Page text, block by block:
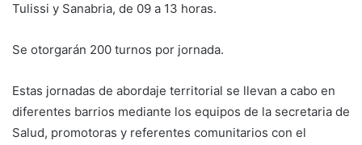
Tulissi y Sanabria, de 09 a 13 horas.
Se otorgarán 200 turnos por jornada.
Estas jornadas de abordaje territorial se llevan a cabo en
diferentes barrios mediante los equipos de la secretaria de
Salud, promotoras y referentes comunitarios con el